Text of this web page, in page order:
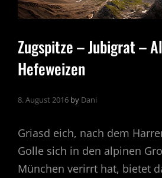
Zugspitze – Jubigrat –
Hefeweizen
8. August 2016 by Dani
Griasd eich, nach dem
Golle sich in den alpinen
München verirrt hat, bietet